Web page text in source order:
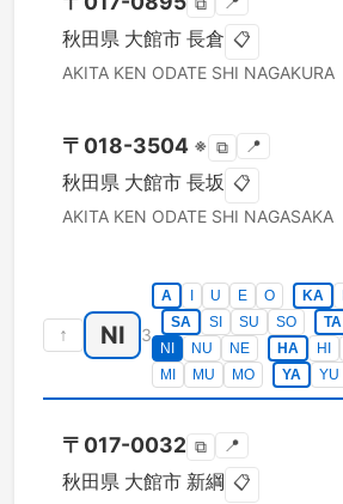
秋田県 大館市 長倉 📋
AKITA KEN ODATE SHI NAGAKURA
〒 018-3504 ※ ⧉ 📍
秋田県 大館市 長坂 📋
AKITA KEN ODATE SHI NAGASAKA
↑ NI 3
A U E O KA
SA
SI SU SO TA
NI
NU NE HA HI
MI
MU MO YA YU
〒 017-0032 ⧉ 📍
秋田県 大館市 新綱 📋